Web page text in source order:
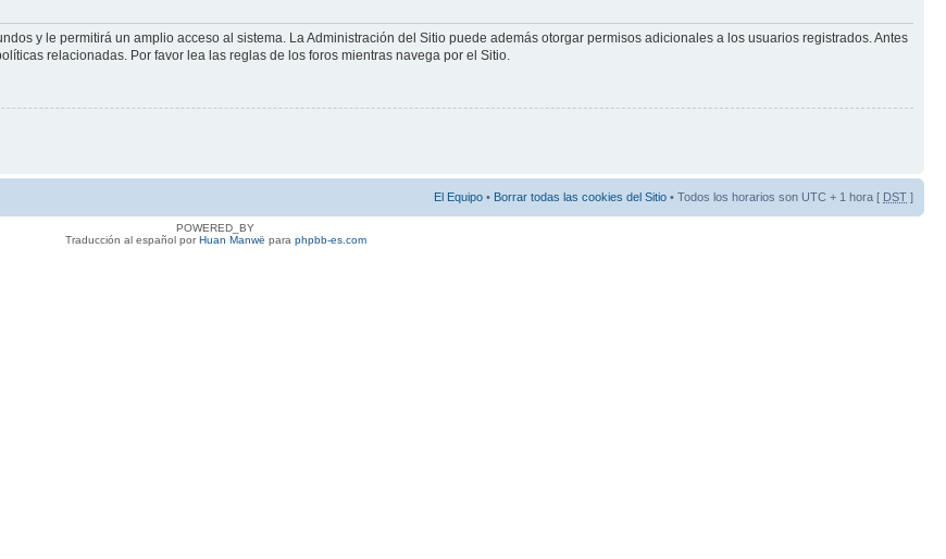
y le permitirá un amplio acceso al sistema. La Administración del Sitio puede además otorgar permisos adicionales a los usuarios registrados. Antes
relacionadas. Por favor lea las reglas de los foros mientras navega por el Sitio.
El Equipo • Borrar todas las cookies del Sitio • Todos los horarios son UTC + 1 hora [ DST ]
POWERED_BY
Traducción al español porHuan Manwë para phpbb-es.com